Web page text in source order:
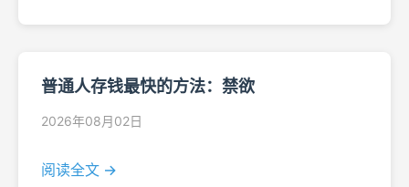
普通人存钱最快的方法：禁欲
2026年08月02日
阅读全文 →